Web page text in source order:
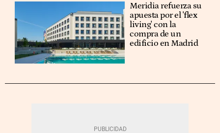
Meridia refuerza su
apuesta por el 'flex
living' con la
compra de un
edificio en Madrid